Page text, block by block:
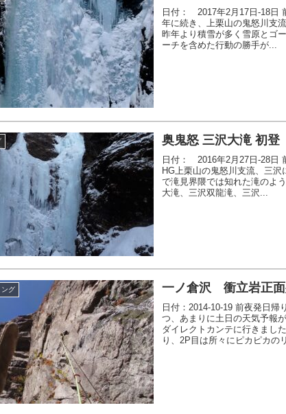
日付： 2017年2月17日-18日
年に続き、上栗山の鬼怒川支
昨年より積雪が多く雪原とゴ
ーチを含めた行動の勝手が...
奥鬼怒 三沢大滝 初登
日付： 2016年2月27日-28日
HG上栗山の鬼怒川支流、三
で滝見界隈では知れた滝のよ
大滝、三沢双龍滝、三沢...
ング 一ノ倉沢 衝立岩正
日付：2014-10-19 前夜発日帰
つ、あまりに土日の天気予報
ダイレクトカンテに行きまし
り、2P目は所々にピカピカの